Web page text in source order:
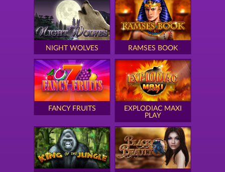
NIGHT WOLVES RAMSES BOOK
FANCY FRUITS
EXPLODIAC MAXI
PLAY